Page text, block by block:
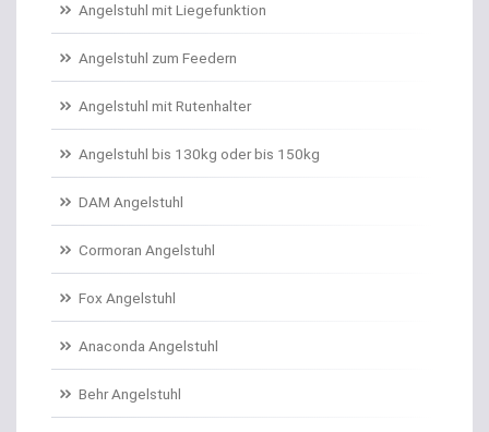
Angelschnur Waller
Angelschnur Zander/Barsch
Angelstühle
Angelstuhl Behr
Anti Tangle Booms
Assist Hooks
Angelstuhl mit Liegefunktion
Angelstuhl zum Feedern
Angelstuhl mit Rutenhalter
Angelstuhl bis 130kg oder bis 150kg
DAM Angelstuhl
Cormoran Angelstuhl
Fox Angelstuhl
Anaconda Angelstuhl
Behr Angelstuhl